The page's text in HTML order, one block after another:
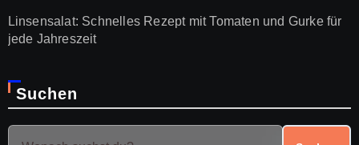
Linsensalat: Schnelles Rezept mit Tomaten und Gurke für
jede Jahreszeit
Suchen